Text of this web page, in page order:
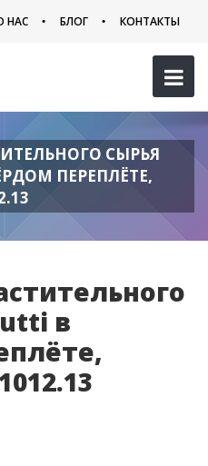
НАС БЛОГ КОНТАКТЫ
СЫРЬЯ
ПЕРЕПЛЁТЕ,
в